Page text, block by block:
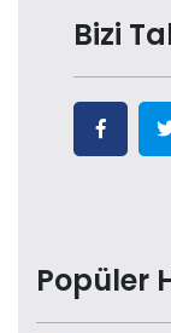
Bizi
Popüler